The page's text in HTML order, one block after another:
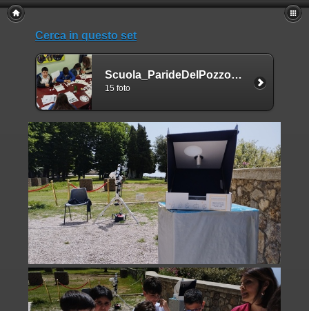
Cerca in questo set
Scuola_ParideDelPozzo_Pimonte_ottobre2024
15 foto